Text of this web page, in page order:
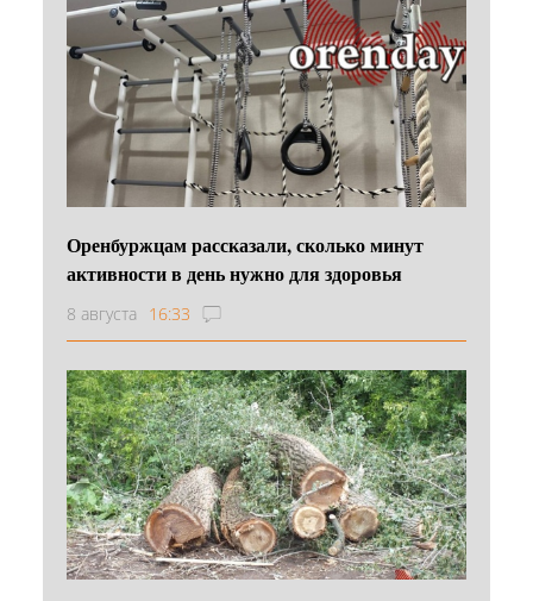
Оренбуржцам рассказали, сколько минут
активности в день нужно для здоровья
8 августа 16:33